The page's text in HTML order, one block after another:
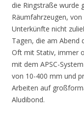
die Ringstraße wurde
Räumfahrzeugen,
Unterkünfte nicht
Tagen, die am Abend
Oft mit Stativ, immer
mit dem APSC-
von 10-400 mm und
Arbeiten auf
Aludibond.